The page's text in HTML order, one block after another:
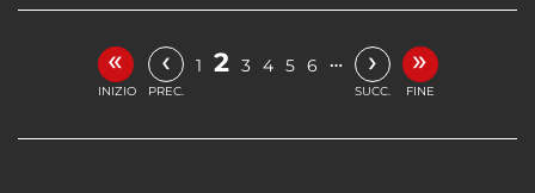
«
INIZIO
‹
PREC.
1 2 3 4 5 6 … ›
SUCC.
»
FINE